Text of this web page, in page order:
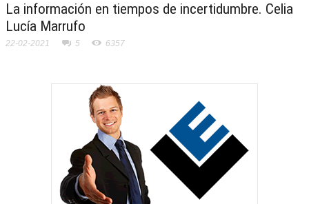
La información en tiempos de incertidumbre. Celia
Lucía Marrufo
22-02-2021 5 6357